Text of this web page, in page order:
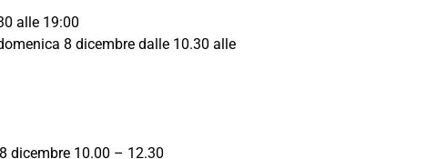
alle 19:00
8 dicembre dalle 10.30 alle
dicembre 10.00 – 12.30